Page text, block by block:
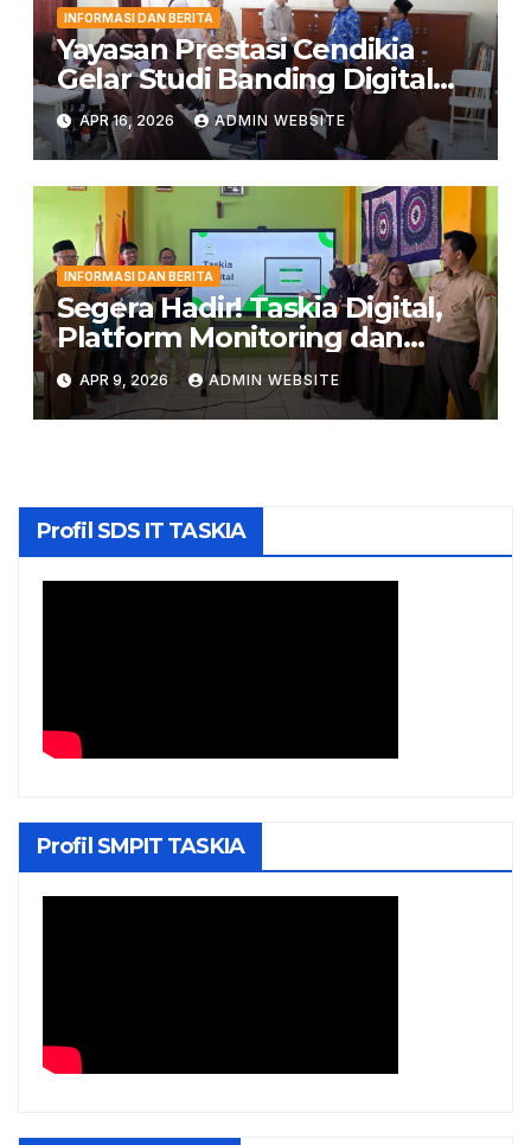
INFORMASI DAN BERITA
Yayasan Prestasi Cendikia
Gelar Studi Banding Digital
Classroom ke LPIT Thariq bin
Ziyad
APR 16, 2026 ADMIN WEBSITE
INFORMASI DAN BERITA
Segera Hadir! Taskia Digital,
Platform Monitoring dan
Penghubung Orang Tua
dengan Sekolah
APR 9, 2026 ADMIN WEBSITE
Profil SDS IT TASKIA
Profil SMPIT TASKIA